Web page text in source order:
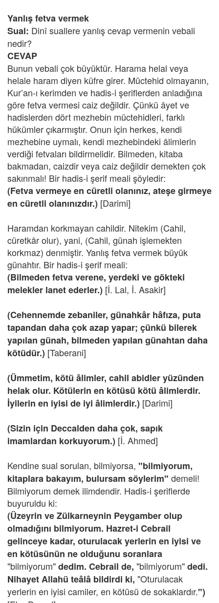
Yanlış fetva vermek
Sual: Dinî suallere yanlış cevap vermenin vebali
nedir?
CEVAP
Bunun vebali çok büyüktür. Harama helal veya
helale haram diyen küfre girer. Müctehid olmayanın,
Kur’an-ı kerimden ve hadis-i şeriflerden anladığına
göre fetva vermesi caiz değildir. Çünkü âyet ve
hadislerden dört mezhebin müctehidleri, farklı
hükümler çıkarmıştır. Onun için herkes, kendi
mezhebine uymalı, kendi mezhebindeki âlimlerin
verdiği fetvaları bildirmelidir. Bilmeden, kitaba
bakmadan, caizdir veya caiz değildir demekten çok
sakınmalı! Bir hadis-i şerif meali şöyledir:
(Fetva vermeye en cüretli olanınız, ateşe girmeye
en cüretli olanınızdır.) [Darimi]
Haramdan korkmayan cahildir. Nitekim (Cahil,
cüretkâr olur), yani, (Cahil, günah işlemekten
korkmaz) denmiştir. Yanlış fetva vermek büyük
günahtır. Bir hadis-i şerif meali:
(Bilmeden fetva verene, yerdeki ve gökteki
melekler lanet ederler.) [İ. Lal, İ. Asakir]
(Cehennemde zebaniler, günahkâr hâfıza, puta
tapandan daha çok azap yapar; çünkü bilerek
yapılan günah, bilmeden yapılan günahtan daha
kötüdür.) [Taberani]
(Ümmetim, kötü âlimler, cahil abidler yüzünden
helak olur. Kötülerin en kötüsü kötü âlimlerdir.
İyilerin en iyisi de iyi âlimlerdir.) [Darimi]
(Sizin için Deccalden daha çok, sapık
imamlardan korkuyorum.) [İ. Ahmed]
Kendine sual sorulan, bilmiyorsa, "bilmiyorum,
kitaplara bakayım, bulursam söylerim" demeli!
Bilmiyorum demek ilimdendir. Hadis-i şeriflerde
buyuruldu ki:
(Üzeyrin ve Zülkarneynin Peygamber olup
olmadığını bilmiyorum. Hazret-i Cebrail
gelinceye kadar, oturulacak yerlerin en iyisi ve
en kötüsünün ne olduğunu soranlara
"bilmiyorum"dedim. Cebrail de, "bilmiyorum"dedi.
Nihayet Allahü teâlâ bildirdi ki, "Oturulacak
yerlerin en iyisi camiler, en kötüsü de sokaklardır.")